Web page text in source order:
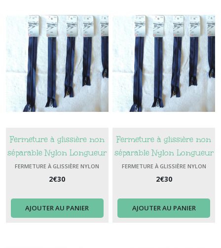
Fermeture à glissière non
séparable Nylon Longueur
15 cm Couleur Bleu
Marine
FERMETURE À GLISSIÈRE NYLON
2€30
AJOUTER AU PANIER
Fermeture à glissière non
séparable Nylon Longueur
18 cm Couleur Bleu
Marine
FERMETURE À GLISSIÈRE NYLON
2€30
AJOUTER AU PANIER